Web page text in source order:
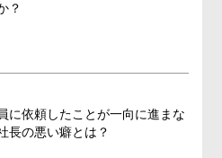
？
に依頼したことが一向に進まな
長の悪い癖とは？